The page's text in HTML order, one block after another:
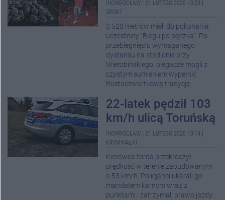
INOWROCŁAW 21 LUTEGO 2020 10:20
SPORT
3 520 metrów mieli do pokonania
uczestnicy "Biegu po pączka". Po
przebiegnięciu wymaganego
dystansu na stadionie przy
Wierzbińskiego, biegacze mogli z
czystym sumieniem wypełnić
tłustoczwartkową tradycję.
22-latek pędził 103
km/h ulicą Toruńską
INOWROCŁAW 21 LUTEGO 2020 10:14
KRYMINAŁKI
Kierowca forda przekroczył
prędkość w terenie zabudowanym
o 53 km/h. Policjanci ukarali go
mandatem karnym wraz z
punktami i zatrzymali prawo jazdy